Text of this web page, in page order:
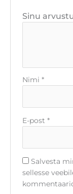
Sinu
Nimi *
E-post *
Salvesta
sellesse